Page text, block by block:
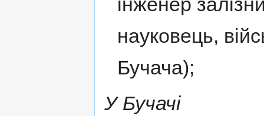
науковець,
Бучача);
У Бучачі